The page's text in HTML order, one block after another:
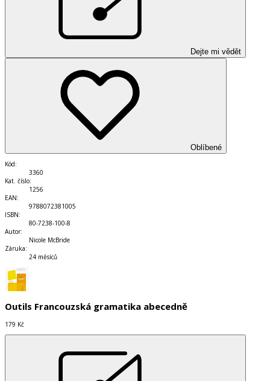
Dejte mi vědět
Oblíbené
Kód:
3360
Kat. číslo:
1256
EAN:
9788072381005
ISBN:
80-7238-100-8
Autor:
Nicole McBride
Záruka:
24 měsíců
Outils Francouzská gramatika abecedně
179 Kč